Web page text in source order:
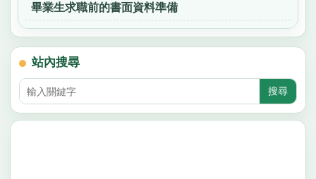
畢業生求職前的書面資料準備
站內搜尋